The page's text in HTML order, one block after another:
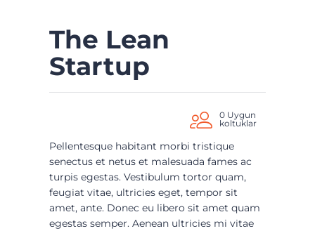
The Lean
Startup
0 Uygun
koltuklar
Pellentesque habitant morbi tristique
senectus et netus et malesuada fames ac
turpis egestas. Vestibulum tortor quam,
feugiat vitae, ultricies eget, tempor sit
amet, ante. Donec eu libero sit amet quam
egestas semper. Aenean ultricies mi vitae